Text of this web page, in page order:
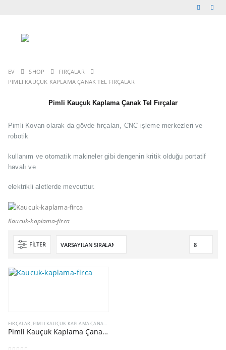
EV SHOP
FIRÇALAR
PIMLI KAUÇUK KAPLAMA ÇANAK TEL FIRÇALAR
Pimli Kauçuk Kaplama Çanak Tel Fırçalar
Pimli Kovan olarak da gövde fırçaları, CNC işleme merkezleri ve
robotik
kullanım ve otomatik makineler gibi dengenin kritik olduğu portatif
havalı ve
elektrikli aletlerde mevcuttur.
Kaucuk-kaplama-firca
FILTER
FIRÇALAR, PIMLI KAUÇUK KAPLAMA ÇANAK TEL FIRÇALAR
Pimli Kauçuk Kaplama Çanak Tel Fırça